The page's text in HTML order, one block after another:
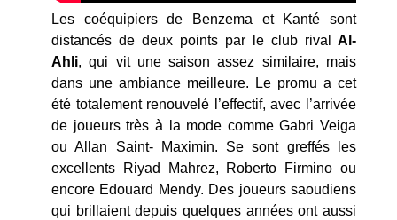
Les coéquipiers de Benzema et Kanté sont
distancés de deux points par le club rival
Al-
Ahli, qui vit une saison assez similaire, mais
dans une ambiance meilleure. Le promu a cet
été totalement renouvelé l’effectif, avec l’arrivée
de joueurs très à la mode comme Gabri Veiga
ou Allan Saint- Maximin. Se sont greffés les
excellents Riyad Mahrez, Roberto Firmino ou
encore Edouard Mendy. Des joueurs saoudiens
qui brillaient depuis quelques années ont aussi